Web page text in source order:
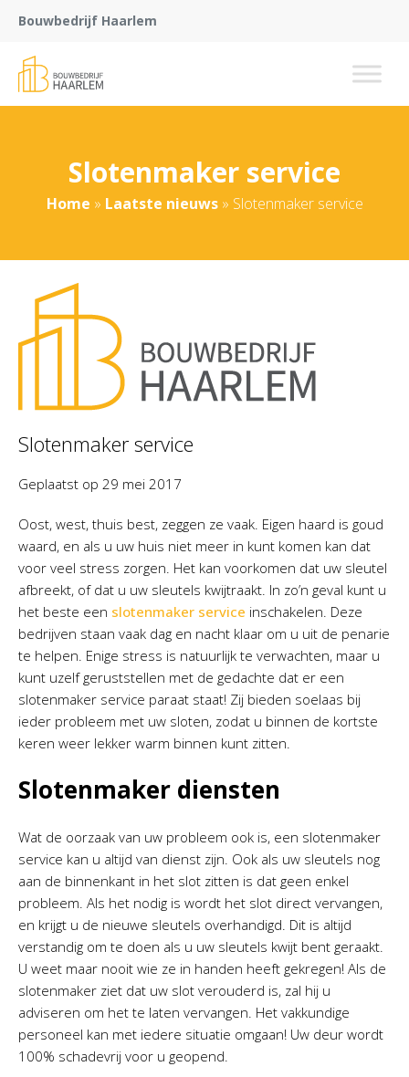
Bouwbedrijf Haarlem
Slotenmaker service
Home » Laatste nieuws» Slotenmaker service
Slotenmaker service
Geplaatst op 29 mei 2017
Oost, west, thuis best, zeggen ze vaak. Eigen haard is goud
waard, en als u uw huis niet meer in kunt komen kan dat
voor veel stress zorgen. Het kan voorkomen dat uw sleutel
afbreekt, of dat u uw sleutels kwijtraakt. In zo’n geval kunt u
het beste een slotenmaker service inschakelen. Deze
bedrijven staan vaak dag en nacht klaar om u uit de penarie
te helpen. Enige stress is natuurlijk te verwachten, maar u
kunt uzelf geruststellen met de gedachte dat er een
slotenmaker service paraat staat! Zij bieden soelaas bij
ieder probleem met uw sloten, zodat u binnen de kortste
keren weer lekker warm binnen kunt zitten.
Slotenmaker diensten
Wat de oorzaak van uw probleem ook is, een slotenmaker
service kan u altijd van dienst zijn. Ook als uw sleutels nog
aan de binnenkant in het slot zitten is dat geen enkel
probleem. Als het nodig is wordt het slot direct vervangen,
en krijgt u de nieuwe sleutels overhandigd. Dit is altijd
verstandig om te doen als u uw sleutels kwijt bent geraakt.
U weet maar nooit wie ze in handen heeft gekregen! Als de
slotenmaker ziet dat uw slot verouderd is, zal hij u
adviseren om het te laten vervangen. Het vakkundige
personeel kan met iedere situatie omgaan! Uw deur wordt
100% schadevrij voor u geopend.